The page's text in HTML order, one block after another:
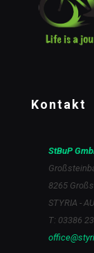
Kontakt
StBuP
8265
STYRIA -
T: 03386